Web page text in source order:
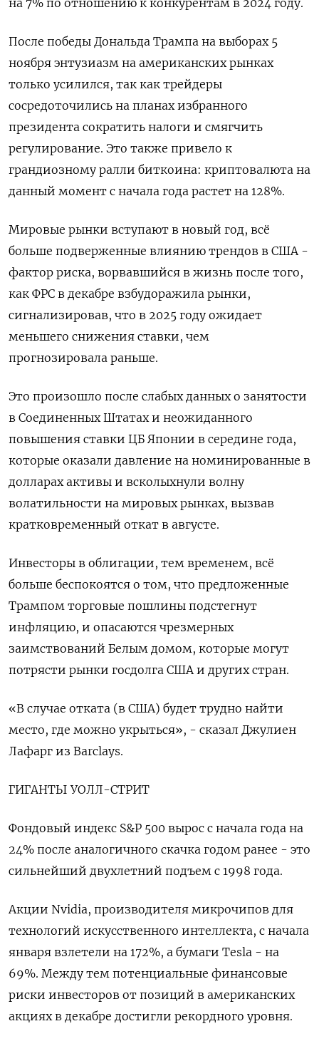
на 7% по отношению к конкурентам в 2024 году.
После победы Дональда Трампа на выборах 5
ноября энтузиазм на американских рынках
только усилился, так как трейдеры
сосредоточились на планах избранного
президента сократить налоги и смягчить
регулирование. Это также привело к
грандиозному ралли биткоина: криптовалюта на
данный момент с начала года растет на 128%.
Мировые рынки вступают в новый год, всё
больше подверженные влиянию трендов в США -
фактор риска, ворвавшийся в жизнь после того,
как ФРС в декабре взбудоражила рынки,
сигнализировав, что в 2025 году ожидает
меньшего снижения ставки, чем
прогнозировала раньше.
Это произошло после слабых данных о занятости
в Соединенных Штатах и неожиданного
повышения ставки ЦБ Японии в середине года,
которые оказали давление на номинированные в
долларах активы и всколыхнули волну
волатильности на мировых рынках, вызвав
кратковременный откат в августе.
Инвесторы в облигации, тем временем, всё
больше беспокоятся о том, что предложенные
Трампом торговые пошлины подстегнут
инфляцию, и опасаются чрезмерных
заимствований Белым домом, которые могут
потрясти рынки госдолга США и других стран.
«В случае отката (в США) будет трудно найти
место, где можно укрыться», - сказал Джулиен
Лафарг из Barclays.
ГИГАНТЫ УОЛЛ-СТРИТ
Фондовый индекс S&P 500 вырос с начала года на
24% после аналогичного скачка годом ранее - это
сильнейший двухлетний подъем с 1998 года.
Акции Nvidia, производителя микрочипов для
технологий искусственного интеллекта, с начала
января взлетели на 172%, а бумаги Tesla - на
69%. Между тем потенциальные финансовые
риски инвесторов от позиций в американских
акциях в декабре достигли рекордного уровня.